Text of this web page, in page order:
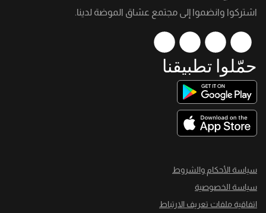
اشتركوا وانضموا إلى مجتمع عشاق الموضة لدينا.
حمّلوا تطبيقنا
سياسة الأحكام والشروط
سياسة الخصوصية
اتفاقية ملفات تعريف الارتباط